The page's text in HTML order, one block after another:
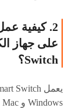
Switch؟